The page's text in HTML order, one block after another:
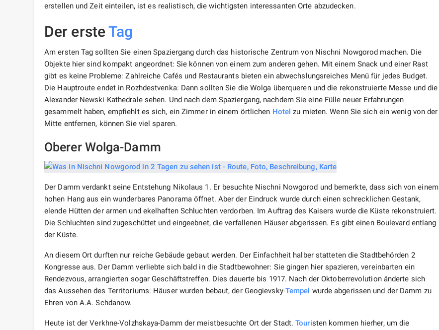
erstellen und Zeit einteilen, ist es realistisch, die wichtigsten interessanten Orte abzudecken.
Der ersteTag
Am ersten Tag sollten Sie einen Spaziergang durch das historische Zentrum von Nischni Nowgorod machen. Die
Objekte hier sind kompakt angeordnet: Sie können von einem zum anderen gehen. Mit einem Snack und einer Rast
gibt es keine Probleme: Zahlreiche Cafés und Restaurants bieten ein abwechslungsreiches Menü für jedes Budget.
Die Hauptroute endet in Rozhdestvenka: Dann sollten Sie die Wolga überqueren und die rekonstruierte Messe und die
Alexander-Newski-Kathedrale sehen. Und nach dem Spaziergang, nachdem Sie eine Fülle neuer Erfahrungen
gesammelt haben, empfiehlt es sich, ein Zimmer in einem örtlichen Hotel zu mieten. Wenn Sie sich ein wenig von der
Mitte entfernen, können Sie viel sparen.
Oberer Wolga-Damm
Der Damm verdankt seine Entstehung Nikolaus 1. Er besuchte Nischni Nowgorod und bemerkte, dass sich von einem
hohen Hang aus ein wunderbares Panorama öffnet. Aber der Eindruck wurde durch einen schrecklichen Gestank,
elende Hütten der armen und ekelhaften Schluchten verdorben. Im Auftrag des Kaisers wurde die Küste rekonstruiert.
Die Schluchten sind zugeschüttet und eingeebnet, die verfallenen Häuser abgerissen. Es gibt einen Boulevard entlang
der Küste.
An diesem Ort durften nur reiche Gebäude gebaut werden. Der Einfachheit halber statteten die Stadtbehörden 2
Kongresse aus. Der Damm verliebte sich bald in die Stadtbewohner: Sie gingen hier spazieren, vereinbarten ein
Rendezvous, arrangierten sogar Geschäftstreffen. Dies dauerte bis 1917. Nach der Oktoberrevolution änderte sich
das Aussehen des Territoriums: Häuser wurden bebaut, der Geogievsky-Tempel wurde abgerissen und der Damm zu
Ehren von A.A. Schdanow.
Heute ist der Verkhne-Volzhskaya-Damm der meistbesuchte Ort der Stadt.Touristen kommen hierher, um die